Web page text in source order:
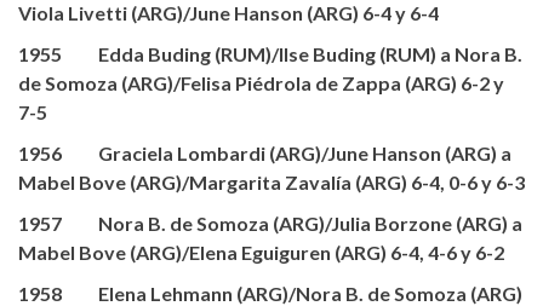
Viola Livetti (ARG)/June Hanson (ARG) 6-4 y 6-4
1955 Edda Buding (RUM)/Ilse Buding (RUM) a Nora B.
de Somoza (ARG)/Felisa Piédrola de Zappa (ARG) 6-2 y
7-5
1956 Graciela Lombardi (ARG)/June Hanson (ARG) a
Mabel Bove (ARG)/Margarita Zavalía (ARG) 6-4, 0-6 y 6-3
1957 Nora B. de Somoza (ARG)/Julia Borzone (ARG) a
Mabel Bove (ARG)/Elena Eguiguren (ARG) 6-4, 4-6 y 6-2
1958 Elena Lehmann (ARG)/Nora B. de Somoza (ARG)